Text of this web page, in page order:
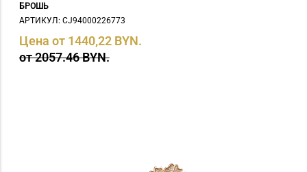
БРОШЬ
АРТИКУЛ: СJ94000226773
Цена от 1440,22 BYN.
от 2057.46 BYN.